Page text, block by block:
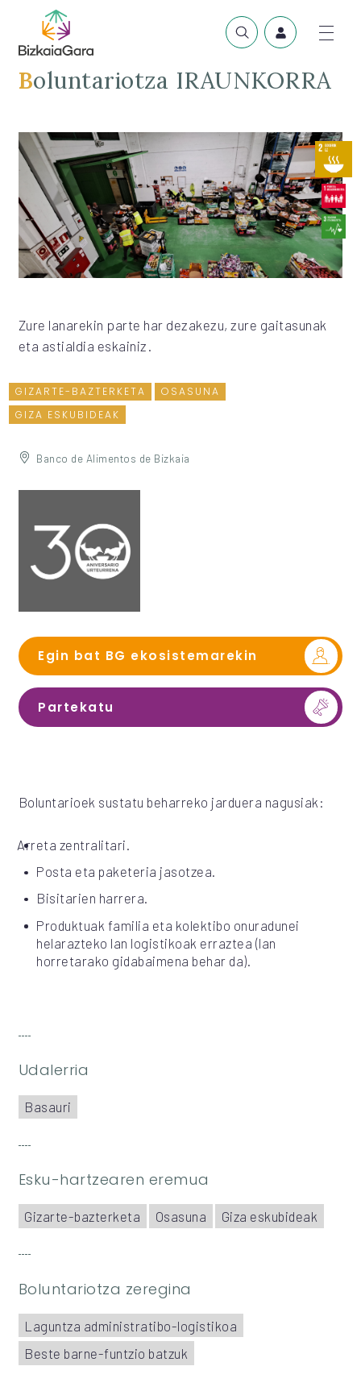
Boluntariotza IRAUNKORRA
Zure lanarekin parte har dezakezu, zure gaitasunak
eta astialdia eskainiz.
GIZARTE-BAZTERKETA
OSASUNA
GIZA ESKUBIDEAK
Banco de Alimentos de Bizkaia
Egin bat BG ekosistemarekin
Partekatu
Boluntarioek sustatu beharreko jarduera nagusiak:
Arreta zentralitari.
Posta eta paketeria jasotzea.
Bisitarien harrera.
Produktuak familia eta kolektibo onuradunei
helarazteko lan logistikoak erraztea (lan
horretarako gidabaimena behar da).
Udalerria
Basauri
Esku-hartzearen eremua
Gizarte-bazterketa Osasuna Giza eskubideak
Boluntariotza zeregina
Laguntza administratibo-logistikoa
Beste barne-funtzio batzuk